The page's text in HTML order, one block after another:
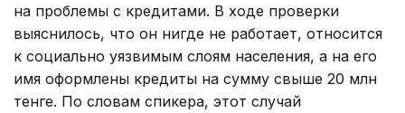
на проблемы с кредитами. В ходе проверки
выяснилось, что он нигде не работает, относится
к социально уязвимым слоям населения, а на его
имя оформлены кредиты на сумму свыше 20 млн
тенге. По словам спикера, этот случай